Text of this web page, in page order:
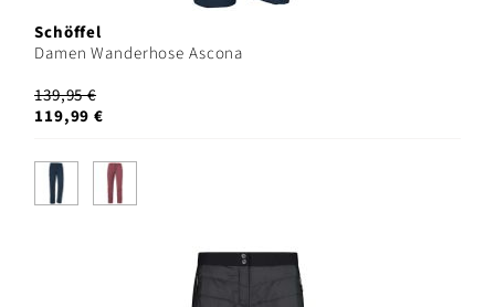
Schöffel
Damen Wanderhose Ascona
139,95 €
119,99 €